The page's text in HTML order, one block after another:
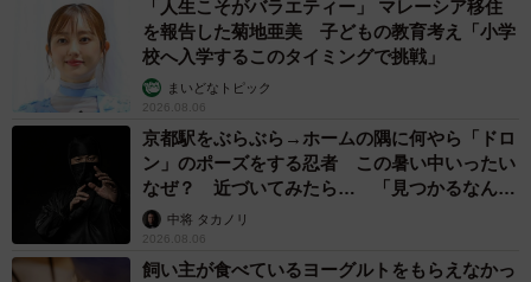
「人生こそがバラエティー」 マレーシア移住
を報告した菊地亜美 子どもの教育考え「小学
校へ入学するこのタイミングで挑戦」
まいどなトピック
2026.08.06
京都駅をぶらぶら→ホームの隅に何やら「ドロ
ン」のポーズをする忍者 この暑い中いったい
なぜ？ 近づいてみたら… 「見つかるなんて
未熟」中将 タカノリ
2026.08.06
飼い主が食べているヨーグルトをもらえなかっ